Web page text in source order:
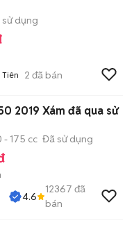
dụng
2 đã bán
2019 Xám đã qua sử
- 175 cc Đã sử dụng
4.6
12367 đã
bán